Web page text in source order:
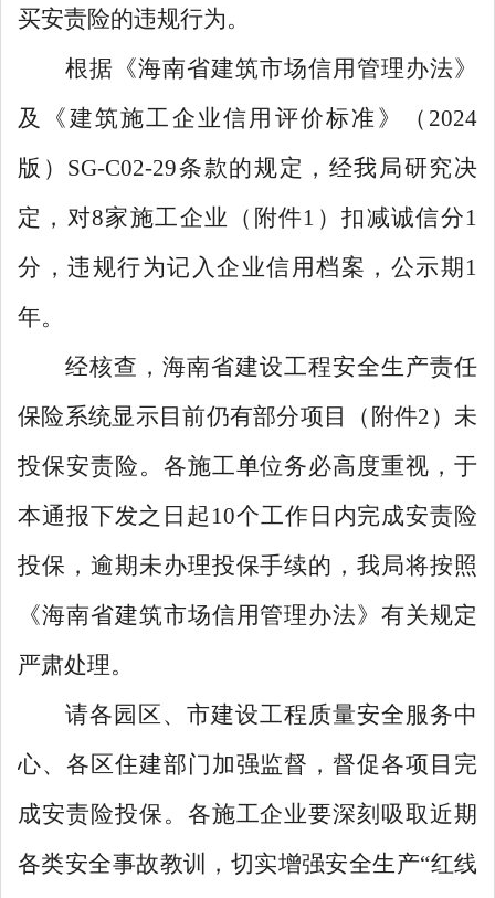
买安责险的违规行为。
根据 《海南省建筑市场信用管理办法》
及
《建筑施工企业信用评价标准》（ 2024
版） SG-C02-29条款的规定，经我局研究决
定，对8家施工企业（附件1 ）扣减诚信分1
分，违规行为记入企业信用档案，公示期 1
年。
经核查 ， 海南省建设工程安全生产责任
保险系统显示目前仍有部分项目（附件2 ）未
投保安责险。 各施工单位务必高度重视，于
本通报下发之日起 10个工作 日内完成安责险
投保，逾期未办理投保手续的，我局将按照
《海南省建筑市场信用管理办法》有关规定
严肃处理。
请各园区、市建设工程质量安全服务中
心、各区住建部门加强监督，督促各项目完
成安责险投保。各施工企业要深刻吸取近期
各类安全事故教训，切实增强安全生产“红线